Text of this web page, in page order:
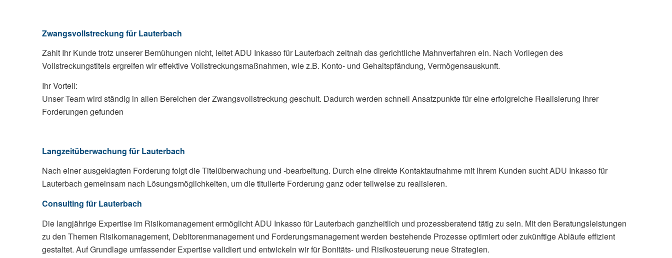
Zwangsvollstreckung für Lauterbach
Zahlt Ihr Kunde trotz unserer Bemühungen nicht, leitet ADU Inkasso für Lauterbach zeitnah das gerichtliche Mahnverfahren ein. Nach Vorliegen des
Vollstreckungstitels ergreifen wir effektive Vollstreckungsmaßnahmen, wie z.B. Konto- und Gehaltspfändung, Vermögensauskunft.
Ihr Vorteil:
Unser Team wird ständig in allen Bereichen der Zwangsvollstreckung geschult. Dadurch werden schnell Ansatzpunkte für eine erfolgreiche Realisierung Ihrer
Forderungen gefunden
Langzeitüberwachung für Lauterbach
Nach einer ausgeklagten Forderung folgt die Titelüberwachung und -bearbeitung. Durch eine direkte Kontaktaufnahme mit Ihrem Kunden sucht ADU Inkasso für
Lauterbach gemeinsam nach Lösungsmöglichkeiten, um die titulierte Forderung ganz oder teilweise zu realisieren.
Consulting für Lauterbach
Die langjährige Expertise im Risikomanagement ermöglicht ADU Inkasso für Lauterbach ganzheitlich und prozessberatend tätig zu sein. Mit den Beratungsleistungen
zu den Themen Risikomanagement, Debitorenmanagement und Forderungsmanagement werden bestehende Prozesse optimiert oder zukünftige Abläufe effizient
gestaltet. Auf Grundlage umfassender Expertise validiert und entwickeln wir für Bonitäts- und Risikosteuerung neue Strategien.